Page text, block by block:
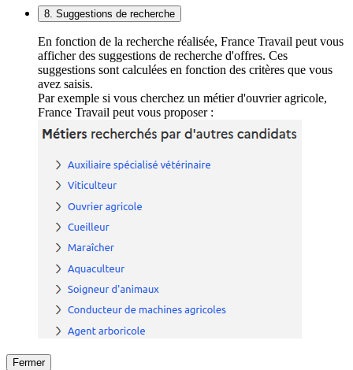
8. Suggestions de recherche
En fonction de la recherche réalisée, France Travail peut vous
afficher des suggestions de recherche d'offres. Ces
suggestions sont calculées en fonction des critères que vous
avez saisis.
Par exemple si vous cherchez un métier d'ouvrier agricole,
France Travail peut vous proposer :
Fermer